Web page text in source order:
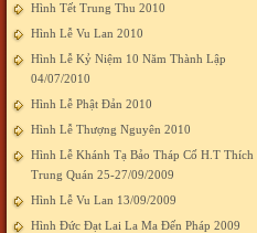
Hình Tết Trung Thu 2010
Hình Lễ Vu Lan 2010
Hình Lễ Kỷ Niệm 10 Năm Thành Lập
04/07/2010
Hình Lễ Phật Đản 2010
Hình Lễ Thượng Nguyên 2010
Hình Lễ Khánh Tạ Bảo Tháp Cố H.T Thích
Trung Quán 25-27/09/2009
Hình Lễ Vu Lan 13/09/2009
Hình Đức Đạt Lai La Ma Đến Pháp 2009